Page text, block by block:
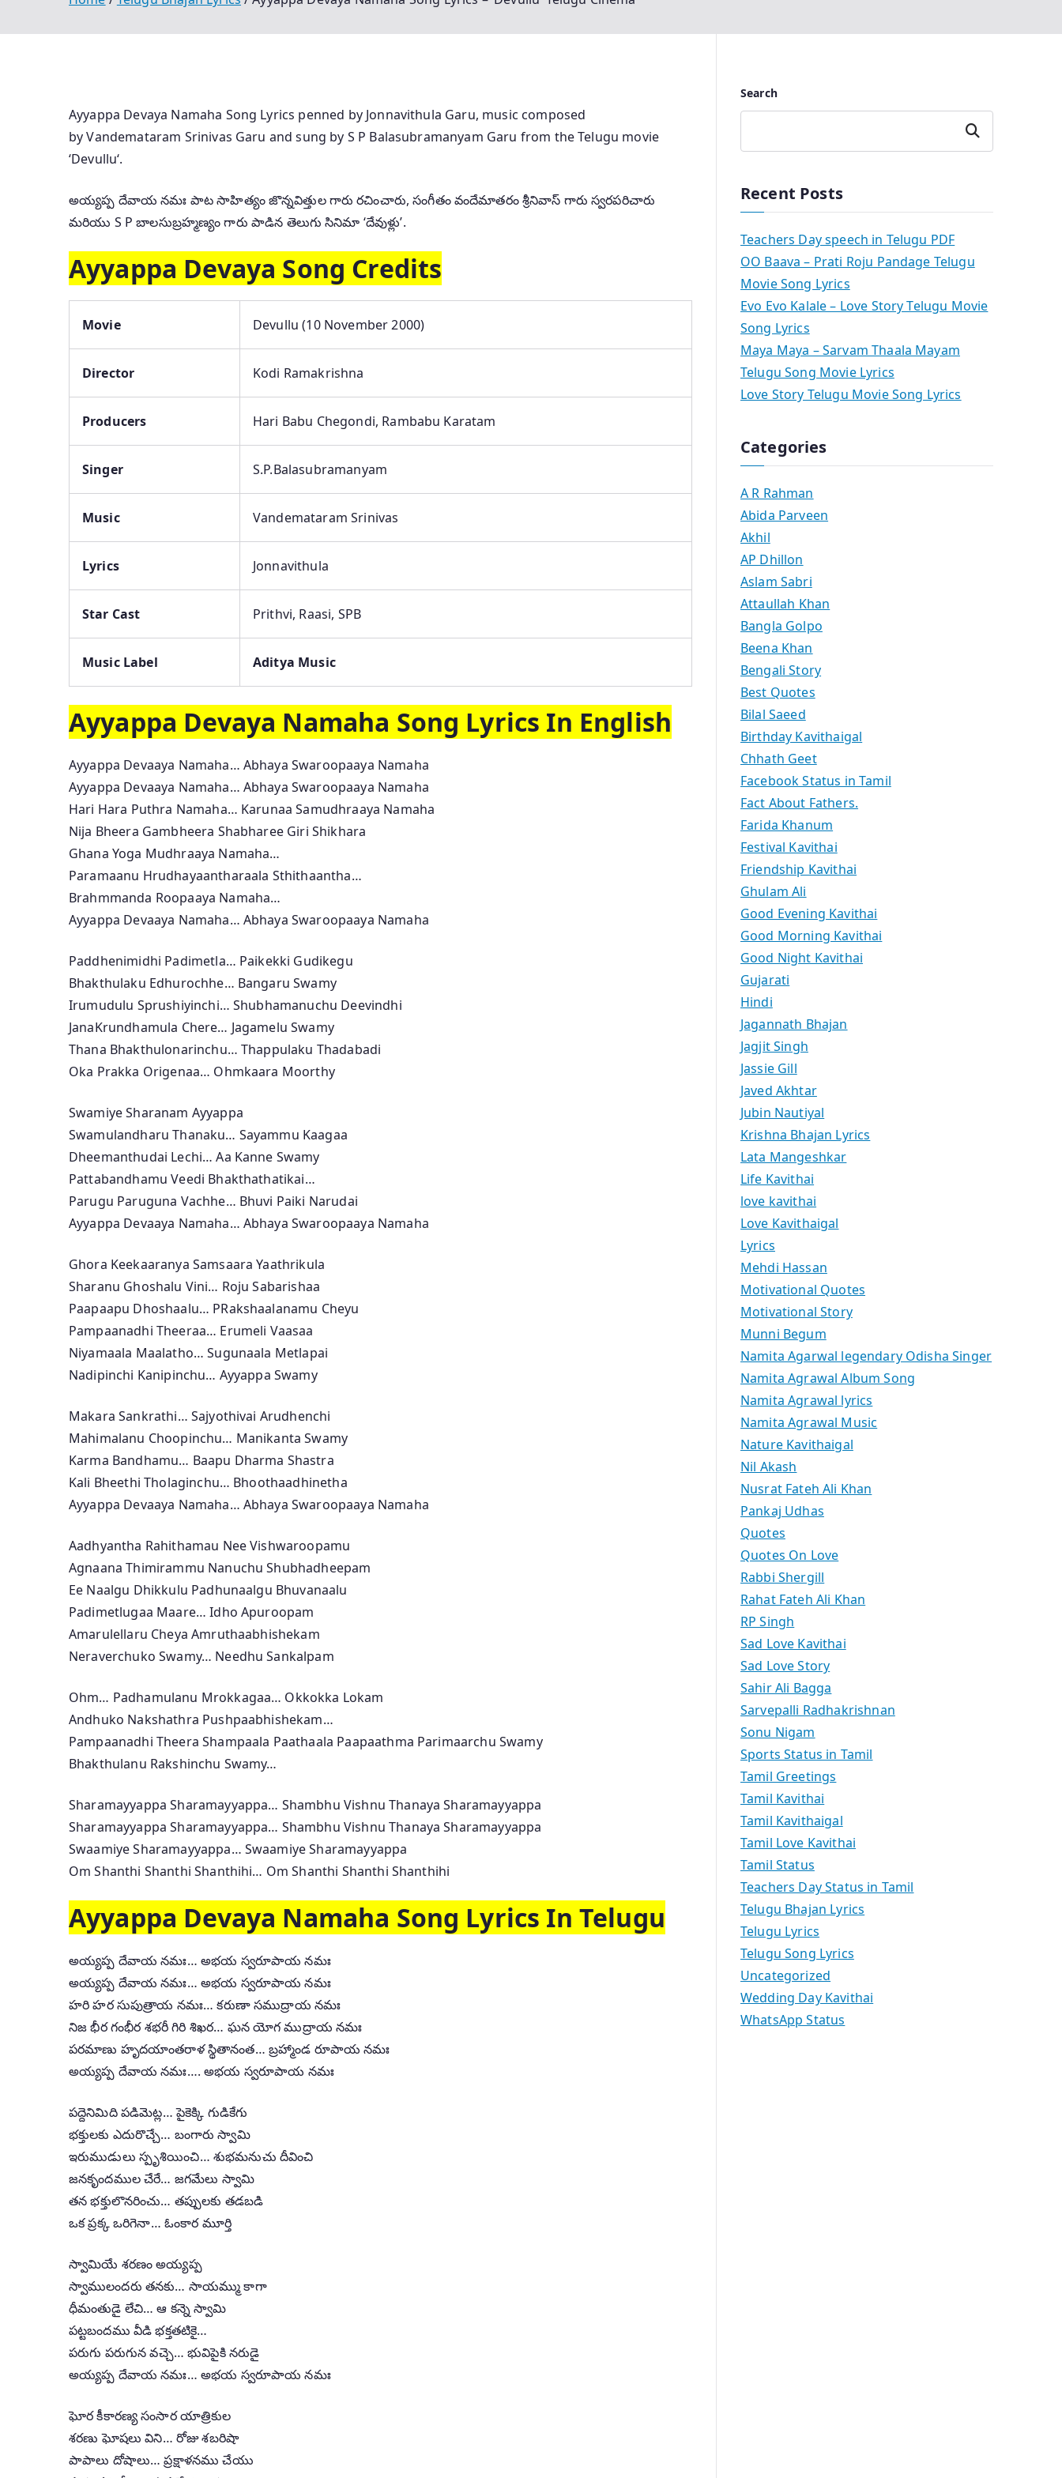
Ayyappa Devaya Namaha Song Lyrics penned by Jonnavithula Garu, music composed
by Vandemataram Srinivas Garu and sung by S P Balasubramanyam Garu from the Telugu movie
‘Devullu‘.
అయ్యప్ప దేవాయ నమః పాట సాహిత్యం జొన్నవిత్తుల గారు రచించారు, సంగీతం వందేమాతరం శ్రీనివాస్ గారు స్వరపరిచారు
మరియు S P బాలసుబ్రహ్మణ్యం గారు పాడిన తెలుగు సినిమా ‘దేవుళ్లు’.
Ayyappa Devaya Song Credits
Movie Devullu (10 November 2000)
Director Kodi Ramakrishna
Producers Hari Babu Chegondi, Rambabu Karatam
Singer S.P.Balasubramanyam
Music Vandemataram Srinivas
Lyrics Jonnavithula
Star Cast Prithvi, Raasi, SPB
Music Label Aditya Music
Ayyappa Devaya Namaha Song Lyrics In English
Ayyappa Devaaya Namaha… Abhaya Swaroopaaya Namaha
Ayyappa Devaaya Namaha… Abhaya Swaroopaaya Namaha
Hari Hara Puthra Namaha… Karunaa Samudhraaya Namaha
Nija Bheera Gambheera Shabharee Giri Shikhara
Ghana Yoga Mudhraaya Namaha…
Paramaanu Hrudhayaantharaala Sthithaantha…
Brahmmanda Roopaaya Namaha…
Ayyappa Devaaya Namaha… Abhaya Swaroopaaya Namaha
Paddhenimidhi Padimetla… Paikekki Gudikegu
Bhakthulaku Edhurochhe… Bangaru Swamy
Irumudulu Sprushiyinchi… Shubhamanuchu Deevindhi
JanaKrundhamula Chere… Jagamelu Swamy
Thana Bhakthulonarinchu… Thappulaku Thadabadi
Oka Prakka Origenaa… Ohmkaara Moorthy
Swamiye Sharanam Ayyappa
Swamulandharu Thanaku… Sayammu Kaagaa
Dheemanthudai Lechi… Aa Kanne Swamy
Pattabandhamu Veedi Bhakthathatikai…
Parugu Paruguna Vachhe… Bhuvi Paiki Narudai
Ayyappa Devaaya Namaha… Abhaya Swaroopaaya Namaha
Ghora Keekaaranya Samsaara Yaathrikula
Sharanu Ghoshalu Vini… Roju Sabarishaa
Paapaapu Dhoshaalu… PRakshaalanamu Cheyu
Pampaanadhi Theeraa… Erumeli Vaasaa
Niyamaala Maalatho… Sugunaala Metlapai
Nadipinchi Kanipinchu… Ayyappa Swamy
Makara Sankrathi… Sajyothivai Arudhenchi
Mahimalanu Choopinchu… Manikanta Swamy
Karma Bandhamu… Baapu Dharma Shastra
Kali Bheethi Tholaginchu… Bhoothaadhinetha
Ayyappa Devaaya Namaha… Abhaya Swaroopaaya Namaha
Aadhyantha Rahithamau Nee Vishwaroopamu
Agnaana Thimirammu Nanuchu Shubhadheepam
Ee Naalgu Dhikkulu Padhunaalgu Bhuvanaalu
Padimetlugaa Maare… Idho Apuroopam
Amarulellaru Cheya Amruthaabhishekam
Neraverchuko Swamy… Needhu Sankalpam
Ohm… Padhamulanu Mrokkagaa… Okkokka Lokam
Andhuko Nakshathra Pushpaabhishekam…
Pampaanadhi Theera Shampaala Paathaala Paapaathma Parimaarchu Swamy
Bhakthulanu Rakshinchu Swamy…
Sharamayyappa Sharamayyappa… Shambhu Vishnu Thanaya Sharamayyappa
Sharamayyappa Sharamayyappa… Shambhu Vishnu Thanaya Sharamayyappa
Swaamiye Sharamayyappa… Swaamiye Sharamayyappa
Om Shanthi Shanthi Shanthihi… Om Shanthi Shanthi Shanthihi
Ayyappa Devaya Namaha Song Lyrics In Telugu
అయ్యప్ప దేవాయ నమః… అభయ స్వరూపాయ నమః
అయ్యప్ప దేవాయ నమః… అభయ స్వరూపాయ నమః
హరి హర సుపుత్రాయ నమః… కరుణా సముద్రాయ నమః
నిజ భీర గంభీర శభరీ గిరి శిఖర… ఘన యోగ ముద్రాయ నమః
పరమాణు హృదయాంతరాళ స్థితానంత… బ్రహ్మాండ రూపాయ నమః
అయ్యప్ప దేవాయ నమః…. అభయ స్వరూపాయ నమః
పద్దెనిమిది పడిమెట్ల… పైకెక్కి గుడికేగు
భక్తులకు ఎదురొచ్చే… బంగారు స్వామి
ఇరుముడులు స్పృశియించి… శుభమనుచు దీవించి
జనకృందముల చేరే… జగమేలు స్వామి
తన భక్తులొనరించు… తప్పులకు తడబడి
ఒక ప్రక్క ఒరిగెనా… ఓంకార మూర్తి
స్వామియే శరణం అయ్యప్ప
స్వాములందరు తనకు… సాయమ్ము కాగా
ధీమంతుడై లేచి… ఆ కన్నె స్వామి
పట్టబందము వీడి భక్తతటికై…
పరుగు పరుగున వచ్చె… భువిపైకి నరుడై
అయ్యప్ప దేవాయ నమః… అభయ స్వరూపాయ నమః
ఘోర కీకారణ్య సంసార యాత్రికుల
శరణు ఘోషలు విని… రోజు శబరిషా
పాపాలు దోషాలు… ప్రక్షాళనము చేయు
Search
Search
Recent Posts
Teachers Day speech in Telugu PDF
OO Baava – Prati Roju Pandage Telugu
Movie Song Lyrics
Evo Evo Kalale – Love Story Telugu Movie
Song Lyrics
Maya Maya – Sarvam Thaala Mayam
Telugu Song Movie Lyrics
Love Story Telugu Movie Song Lyrics
Categories
A R Rahman
Abida Parveen
Akhil
AP Dhillon
Aslam Sabri
Attaullah Khan
Bangla Golpo
Beena Khan
Bengali Story
Best Quotes
Bilal Saeed
Birthday Kavithaigal
Chhath Geet
Facebook Status in Tamil
Fact About Fathers.
Farida Khanum
Festival Kavithai
Friendship Kavithai
Ghulam Ali
Good Evening Kavithai
Good Morning Kavithai
Good Night Kavithai
Gujarati
Hindi
Jagannath Bhajan
Jagjit Singh
Jassie Gill
Javed Akhtar
Jubin Nautiyal
Krishna Bhajan Lyrics
Lata Mangeshkar
Life Kavithai
love kavithai
Love Kavithaigal
Lyrics
Mehdi Hassan
Motivational Quotes
Motivational Story
Munni Begum
Namita Agarwal legendary Odisha Singer
Namita Agrawal Album Song
Namita Agrawal lyrics
Namita Agrawal Music
Nature Kavithaigal
Nil Akash
Nusrat Fateh Ali Khan
Pankaj Udhas
Quotes
Quotes On Love
Rabbi Shergill
Rahat Fateh Ali Khan
RP Singh
Sad Love Kavithai
Sad Love Story
Sahir Ali Bagga
Sarvepalli Radhakrishnan
Sonu Nigam
Sports Status in Tamil
Tamil Greetings
Tamil Kavithai
Tamil Kavithaigal
Tamil Love Kavithai
Tamil Status
Teachers Day Status in Tamil
Telugu Bhajan Lyrics
Telugu Lyrics
Telugu Song Lyrics
Uncategorized
Wedding Day Kavithai
WhatsApp Status